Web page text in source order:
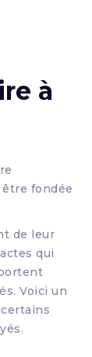
à
fondée
de leur
qui
Voici un